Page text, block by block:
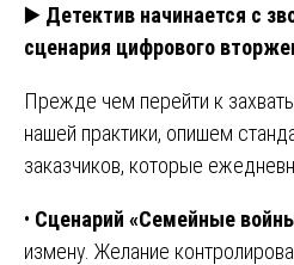
▶️ Детектив начинается с
сценария цифрового
Прежде чем перейти к
нашей практики, опишем
заказчиков, которые
• Сценарий «Семейные
измену. Желание